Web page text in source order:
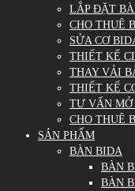
LẮP ĐẶT
CHO THUÊ
SỬA CƠ
THIẾT KẾ
THAY VẢI
THIẾT KẾ
TƯ VẤN MỞ
CHO THUÊ
SẢN PHẨM
BÀN BIDA
BÀN
BÀN